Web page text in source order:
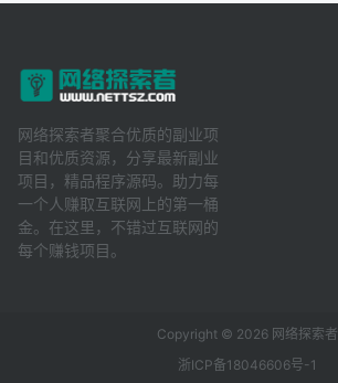
网络探索者聚合优质的副业项
目和优质资源，分享最新副业
项目，精品程序源码。助力每
一个人赚取互联网上的第一桶
金。在这里，不错过互联网的
每个赚钱项目。
Copyright © 2026 网络探索者
浙ICP备18046606号-1